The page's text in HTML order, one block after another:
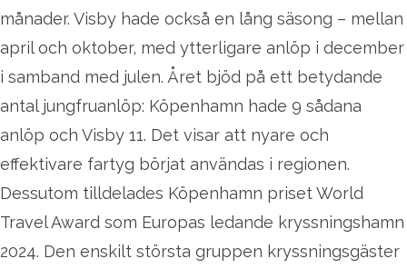
månader. Visby hade också en lång säsong – mellan
april och oktober, med ytterligare anlöp i december
i samband med julen. Året bjöd på ett betydande
antal jungfruanlöp: Köpenhamn hade 9 sådana
anlöp och Visby 11. Det visar att nyare och
effektivare fartyg börjat användas i regionen.
Dessutom tilldelades Köpenhamn priset World
Travel Award som Europas ledande kryssningshamn
2024. Den enskilt största gruppen kryssningsgäster